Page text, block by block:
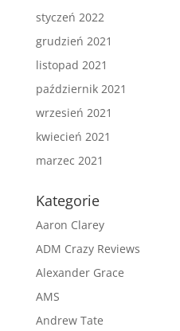
styczeń 2022
grudzień 2021
listopad 2021
październik 2021
wrzesień 2021
kwiecień 2021
marzec 2021
Kategorie
Aaron Clarey
ADM Crazy Reviews
Alexander Grace
AMS
Andrew Tate